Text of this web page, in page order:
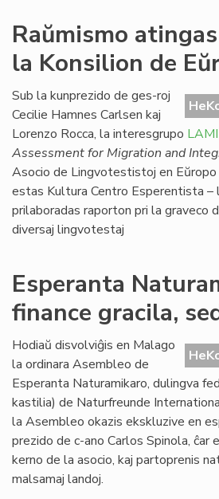
Raŭmismo
la Konsilion de
Sub la kunprezido de ges-roj
Cecilie Hamnes Carlsen kaj
Lorenzo Rocca, la interesgrupo LAMI
Assessment for Migration and
Asocio de Lingvotestistoj en
estas Kultura Centro Esperentista
prilaboradas raporton pri la graveco
diversaj lingvotestaj
Esperanta
finance gracila,
Hodiaŭ disvolviĝis en Malago
la ordinara Asembleo de
Esperanta Naturamikaro, dulingva
kastilia) de Naturfreunde
la Asembleo okazis ekskluzive en
prezido de c-ano Carlos Spinola, ĉar
kerno de la asocio, kaj partoprenis
malsamaj landoj.